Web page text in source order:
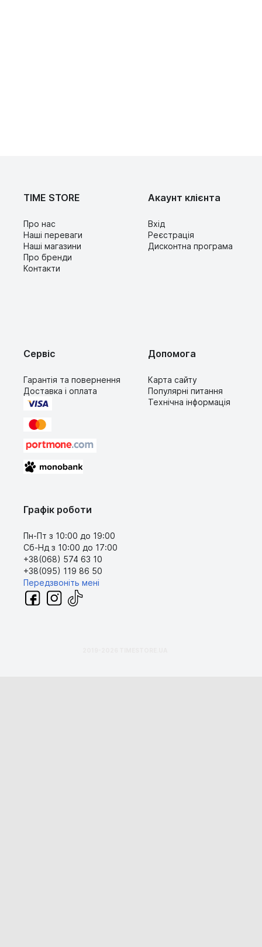
TIME STORE
Про нас
Наші переваги
Наші магазини
Про бренди
Контакти
Акаунт клієнта
Вхід
Реєстрація
Дисконтна програма
Сервіс
Гарантія та повернення
Доставка і оплата
Допомога
Карта сайту
Популярні питання
Технічна інформація
Графік роботи
Пн-Пт з 10:00 до 19:00
Сб-Нд з 10:00 до 17:00
+38(068) 574 63 10
+38(095) 119 86 50
Передзвоніть мені